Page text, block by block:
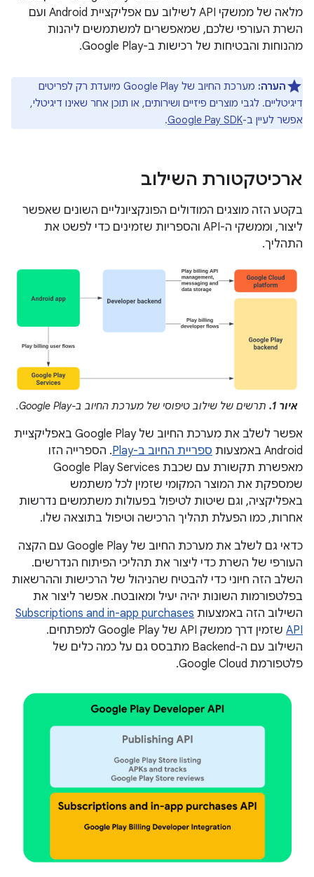
מלאה של ממשקי API לשילוב עם אפליקציית Android ועם
השרת העורפי שלכם, שמאפשרים למשתמשים ליהנות
מהנוחות והבטיחות של רכישות ב-Google Play.
הערה:
מערכת החיוב של Google Play מיועדת רק לפריטים
דיגיטליים. לגבי מוצרים פיזיים ושירותים, או תוכן אחר שאינו דיגיטלי,
אפשר לעיין ב-Google Pay SDK
.
ארכיטקטורת השילוב
בקטע הזה מוצגים המודולים הפונקציונליים השונים שאפשר
ליצור, וממשקי ה-API והספריות שזמינים כדי לפשט את
התהליך.
איור 1. תרשים של שילוב טיפוסי של מערכת החיוב ב-Google Play.
אפשר לשלב את מערכת החיוב של Google Play באפליקציית
Android באמצעות
ספריית החיוב ב-Play
. הספרייה הזו
מאפשרת תקשורת עם שכבת Google Play Services
שמספקת את המוצר המקומי שזמין לכל משתמש
באפליקציה, וגם שיטות לטיפול בפעולות משתמשים נדרשות
אחרות, כמו הפעלת תהליך הרכישה וטיפול בתוצאה שלו.
כדאי גם לשלב את מערכת החיוב של Google Play עם הקצה
העורפי של השרת כדי ליצור את תהליכי הפיתוח הנדרשים.
השלב הזה חיוני כדי להבטיח שהניהול של הרכישות וההרשאות
בפלטפורמות השונות יהיה יעיל ומאובטח. אפשר ליצור את
השילוב הזה באמצעות Subscriptions and in-app purchases
API
שזמין דרך ממשק API של Google Play למפתחים.
השילוב עם ה-Backend מתבסס גם על כמה כלים של
פלטפורמת Google Cloud.